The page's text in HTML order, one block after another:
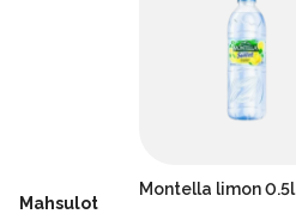
Mahsulot
Montella limon 0.5l